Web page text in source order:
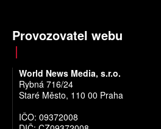
Provozovatel webu
World News Media, s.r.o.
Rybná 716/24
Staré Město, 110 00 Praha
IČO: 09372008